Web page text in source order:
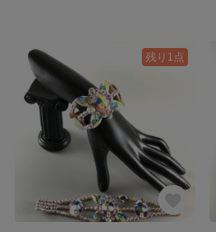
残り1点